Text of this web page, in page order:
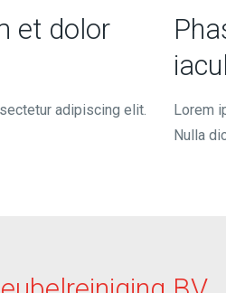
et dolor
adipiscing elit.
Lorem
Nulla